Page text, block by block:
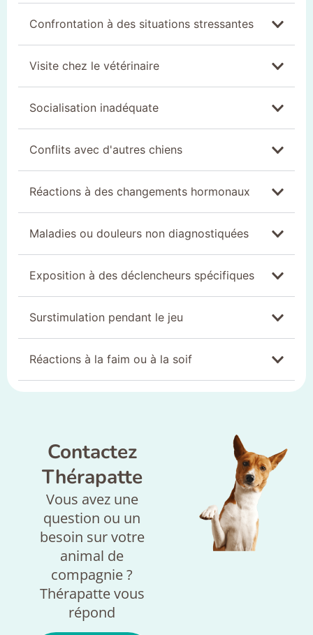
Confrontation à des situations stressantes
Visite chez le vétérinaire
Socialisation inadéquate
Conflits avec d'autres chiens
Réactions à des changements hormonaux
Maladies ou douleurs non diagnostiquées
Exposition à des déclencheurs spécifiques
Surstimulation pendant le jeu
Réactions à la faim ou à la soif
Contactez
Thérapatte
Vous avez une
question ou un
besoin sur votre
animal de
compagnie ?
Thérapatte vous
répond